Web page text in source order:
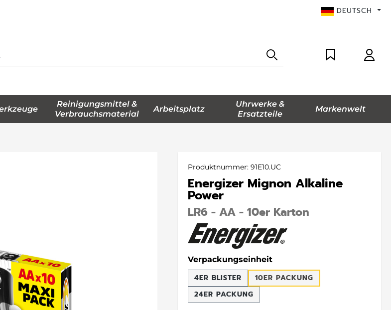
DEUTSCH
Reinigungsmittel &
Verbrauchsmaterial
Arbeitsplatz
Uhrwerke &
Ersatzteile
Markenwelt
Produktnummer: 91E10.UC
Energizer Mignon Alkaline
Power
LR6 - AA - 10er Karton
Verpackungseinheitauswählen
4ER BLISTER
10ER PACKUNG
24ER PACKUNG